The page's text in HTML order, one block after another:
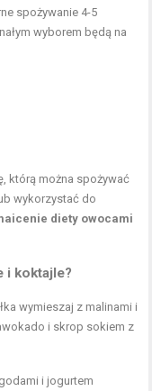
spożywanie 4-5
wyborem będą na
którą można spożywać
wykorzystać do
diety owocami
i koktajle?
wymieszaj z malinami i
i skrop sokiem z
i jogurtem